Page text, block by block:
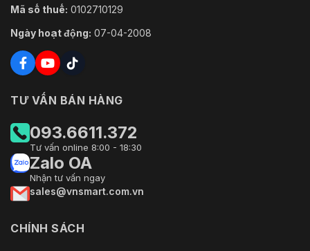
Mã số thuế: 0102710129
Ngày hoạt động: 07-04-2008
TƯ VẤN BÁN HÀNG
093.6611.372
Tư vấn online 8:00 - 18:30
Zalo OA
Nhận tư vấn ngay
sales@vnsmart.com.vn
CHÍNH SÁCH